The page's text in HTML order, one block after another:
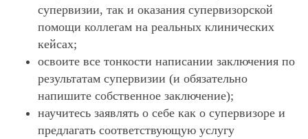
супервизии, так и оказания супервизорской
помощи коллегам на реальных клинических
кейсах;
освоите все тонкости написании заключения по
результатам супервизии (и обязательно
напишите собственное заключение);
научитесь заявлять о себе как о супервизоре и
предлагать соответствующую услугу